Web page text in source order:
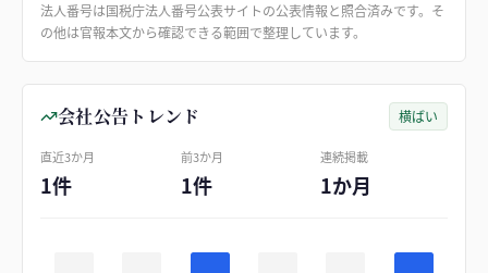
法人番号は国税庁法人番号公表サイトの公表情報と照合済みです。そ
の他は官報本文から確認できる範囲で整理しています。
会社公告トレンド 横ばい
直近3か月
1件
前3か月
1件
連続掲載
1か月